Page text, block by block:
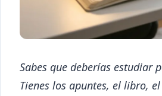
Sabes que deberías estudiar
Tienes los apuntes, el libro,